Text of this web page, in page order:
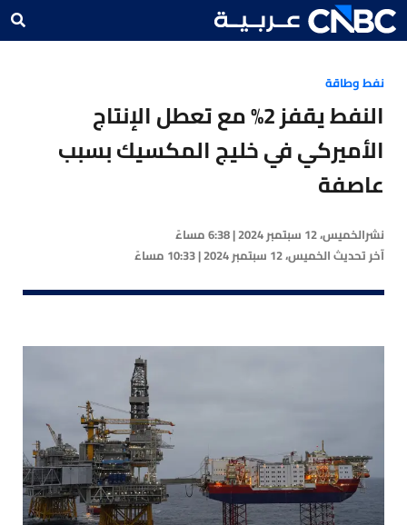
نفط وطاقة
النفط يقفز 2% مع تعطل الإنتاج
الأميركي في خليج المكسيك بسبب
عاصفة
نشرالخميس، 12 سبتمبر 2024 | 6:38 مساءً
آخر تحديثالخميس، 12 سبتمبر 2024 | 10:33 مساءً